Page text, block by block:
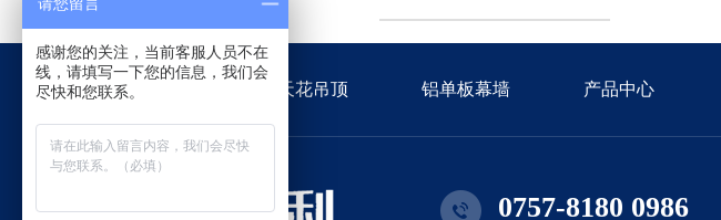
佳得利首页 金属天花吊顶 铝单板幕墙 产品中心
0757-8180 0986
感谢您的关注，当前客服人员不在
线，请填写一下您的信息，我们会
尽快和您联系。